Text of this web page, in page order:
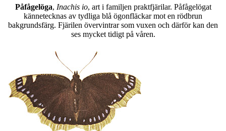
Påfågelöga, Inachis io, art i familjen praktfjärilar. Påfågelögat
kännetecknas av tydliga blå ögonfläckar mot en rödbrun
bakgrundsfärg. Fjärilen övervintrar som vuxen och därför kan den
ses mycket tidigt på våren.